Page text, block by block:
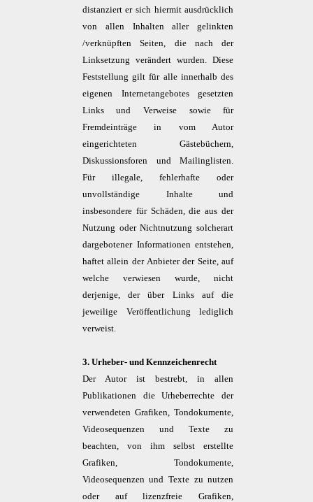
distanziert er sich hiermit ausdrücklich
von allen Inhalten aller gelinkten
/verknüpften Seiten, die nach der
Linksetzung verändert wurden. Diese
Feststellung gilt für alle innerhalb des
eigenen Internetangebotes gesetzten
Links und Verweise sowie für
Fremdeinträge in vom Autor
eingerichteten Gästebüchern,
Diskussionsforen und Mailinglisten.
Für illegale, fehlerhafte oder
unvollständige Inhalte und
insbesondere für Schäden, die aus der
Nutzung oder Nichtnutzung solcherart
dargebotener Informationen entstehen,
haftet allein der Anbieter der Seite, auf
welche verwiesen wurde, nicht
derjenige, der über Links auf die
jeweilige Veröffentlichung lediglich
verweist.
3. Urheber- und Kennzeichenrecht
Der Autor ist bestrebt, in allen
Publikationen die Urheberrechte der
verwendeten Grafiken, Tondokumente,
Videosequenzen und Texte zu
beachten, von ihm selbst erstellte
Grafiken, Tondokumente,
Videosequenzen und Texte zu nutzen
oder auf lizenzfreie Grafiken,